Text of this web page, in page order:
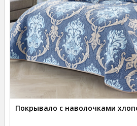
Покрывало с наволочками